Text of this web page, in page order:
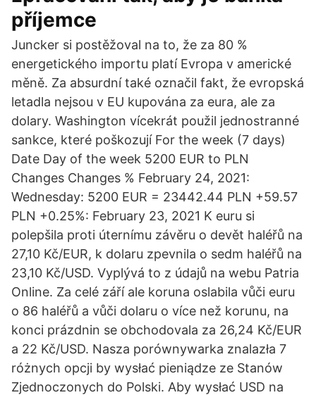
příjemce
Juncker si postěžoval na to, že za 80 %
energetického importu platí Evropa v americké
měně. Za absurdní také označil fakt, že evropská
letadla nejsou v EU kupována za eura, ale za
dolary. Washington vícekrát použil jednostranné
sankce, které poškozují For the week (7 days)
Date Day of the week 5200 EUR to PLN
Changes Changes % February 24, 2021:
Wednesday: 5200 EUR = 23442.44 PLN +59.57
PLN +0.25%: February 23, 2021 K euru si
polepšila proti úternímu závěru o devět haléřů na
27,10 Kč/EUR, k dolaru zpevnila o sedm haléřů na
23,10 Kč/USD. Vyplývá to z údajů na webu Patria
Online. Za celé září ale koruna oslabila vůči euru
o 86 haléřů a vůči dolaru o více než korunu, na
konci prázdnin se obchodovala za 26,24 Kč/EUR
a 22 Kč/USD. Nasza porównywarka znalazła 7
różnych opcji by wysłać pieniądze ze Stanów
Zjednoczonych do Polski. Aby wysłać USD na